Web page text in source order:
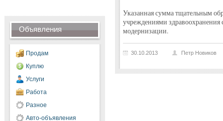
Объявления
Продам
Куплю
Услуги
Работа
Разное
Авто-объявления
Указанная сумма тщательным
учреждениями
модернизации.
30.10.2013 Петр Новиков